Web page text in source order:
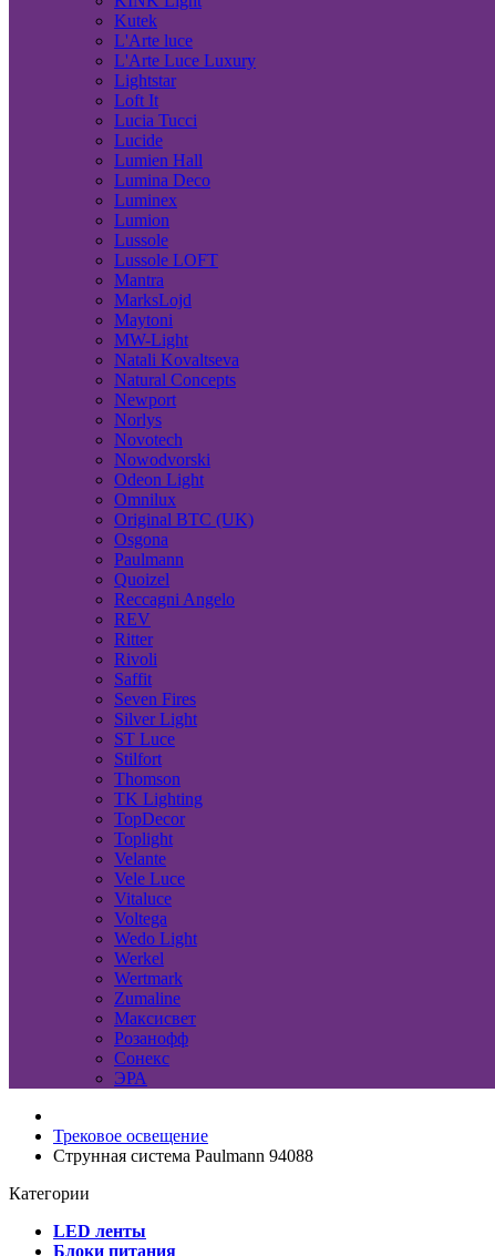
Kutek
L'Arte luce
L'Arte Luce Luxury
Lightstar
Loft It
Lucia Tucci
Lucide
Lumien Hall
Lumina Deco
Luminex
Lumion
Lussole
Lussole LOFT
Mantra
MarksLojd
Maytoni
MW-Light
Natali Kovaltseva
Natural Concepts
Newport
Norlys
Novotech
Nowodvorski
Odeon Light
Omnilux
Original BTC (UK)
Osgona
Paulmann
Quoizel
Reccagni Angelo
REV
Ritter
Rivoli
Saffit
Seven Fires
Silver Light
ST Luce
Stilfort
Thomson
TK Lighting
TopDecor
Toplight
Velante
Vele Luce
Vitaluce
Voltega
Wedo Light
Werkel
Wertmark
Zumaline
Максисвет
Розанофф
Сонекс
ЭРА
Трековое освещение
Струнная система Paulmann 94088
Категории
LED ленты
Блоки питания